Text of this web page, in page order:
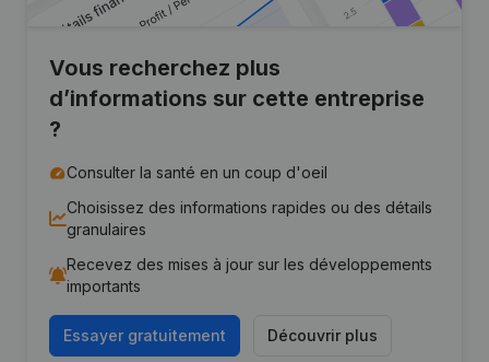
Vous recherchez plus
d’informations sur cette entreprise
?
Consulter la santé en un coup d'oeil
Choisissez des informations rapides ou des détails
granulaires
Recevez des mises à jour sur les développements
importants
Essayer gratuitement Découvrir plus